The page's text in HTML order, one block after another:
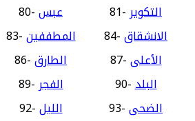
80-عبس 81-التكوير
83-المطففين 84-الانشقاق
86-الطارق 87-الأعلى
89-الفجر 90-البلد
92-الليل 93-الضحى